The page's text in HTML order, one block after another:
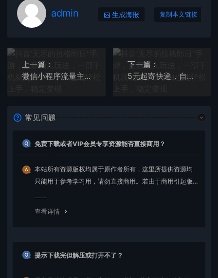
admin 生成海报 复制本文链接
上一篇：
微信小程序流量主，每天都是1300
下一篇：
5元起寄快递，自用售卖都合适，好操作小项目
常见问题
免费下载或者VIP会员专享资源能否直接商用？
本站所有资源版权均属于原作者所有，这里所提供资源均
只能用于参考学习用，请勿直接商用。若由于商用引起版
查看详情
提示下载完但解压或打开不了？